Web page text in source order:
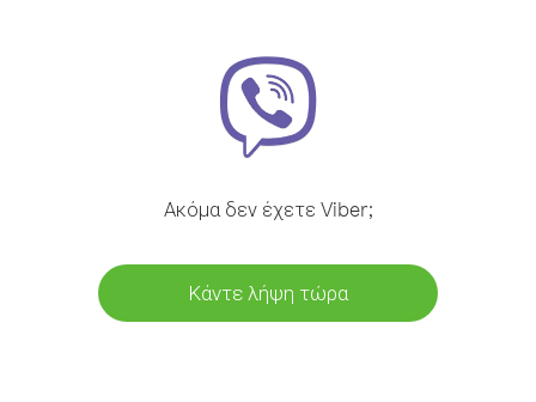
Ακόμα δεν έχετε Viber;
Κάντε λήψη τώρα